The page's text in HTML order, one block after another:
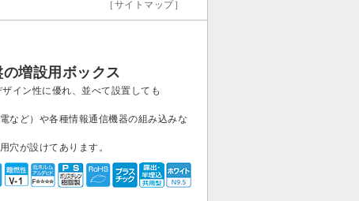
［サイトマップ］
増設用ボックス
イン性に優れ、並べて設置しても
など）や各種情報通信機器の組み込みな
穴が設けてあります。